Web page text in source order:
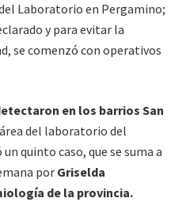
Laboratorio en Pergamino;
y para evitar la
se comenzó con operativos
en los barrios San
del laboratorio del
quinto caso, que se suma a
porGriselda
de la provincia.